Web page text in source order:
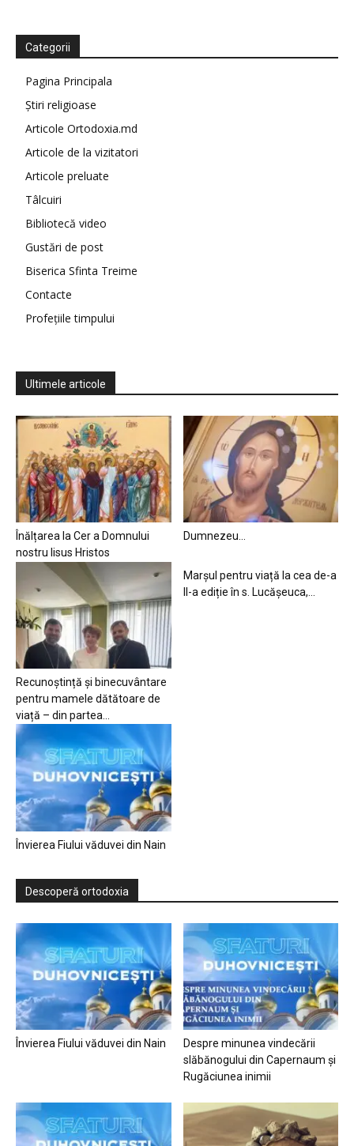
Categorii
Pagina Principala
Știri religioase
Articole Ortodoxia.md
Articole de la vizitatori
Articole preluate
Tâlcuiri
Bibliotecă video
Gustări de post
Biserica Sfinta Treime
Contacte
Profețiile timpului
Ultimele articole
Înălțarea la Cer a Domnului
nostru Iisus Hristos
Dumnezeu…
Recunoștință și binecuvântare
pentru mamele dătătoare de
viață – din partea...
Marșul pentru viață la cea de-a
II-a ediție în s. Lucășeuca,...
Învierea Fiului văduvei din Nain
Descoperă ortodoxia
Învierea Fiului văduvei din Nain
Despre minunea vindecării
slăbănogului din Capernaum și
Rugăciunea inimii